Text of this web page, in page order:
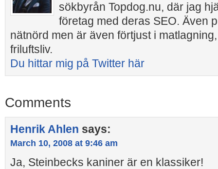
sökbyrån Topdog.nu, där jag
företag med deras SEO. Även
nätnörd men är även förtjust i
friluftsliv.
Du hittar mig på Twitter här
Comments
Henrik Ahlen says:
March 10, 2008 at 9:46 am
Ja, Steinbecks kaniner är en klassiker!